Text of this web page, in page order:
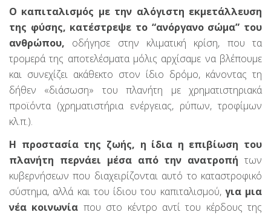
Ο καπιταλισμός με την αλόγιστη εκμετάλλευση
της φύσης, κατέστρεψε το “ανόργανο σώμα” του
ανθρώπου, οδήγησε στην κλιματική κρίση, που τα
τρομερά της αποτελέσματα μόλις αρχίσαμε να βλέπουμε
και συνεχίζει ακάθεκτο στον ίδιο δρόμο, κάνοντας τη
δήθεν «διάσωση» του πλανήτη με χρηματιστηριακά
προϊόντα (χρηματιστήρια ενέργειας, ρύπων, τροφίμων
κλ.π.).
Η προστασία της ζωής, η ίδια η επιβίωση του
πλανήτη περνάει μέσα από την ανατροπή των
κυβερνήσεων που διαχειρίζονται αυτό το καταστροφικό
σύστημα, αλλά και του ίδιου του καπιταλισμού, για μια
νέα κοινωνία που στο κέντρο αντί του κέρδους της